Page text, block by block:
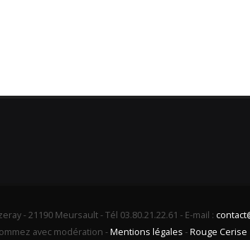
- 21190 Meursault - Tél 03.80.21.22.61 - E-mail :
avec modération -Mentions légales -Rouge Cerise